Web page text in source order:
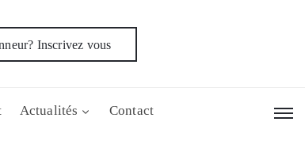
Inscrivez vous
Actualités Contact